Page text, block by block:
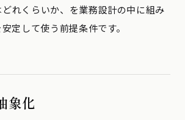
れくらいか、を業務設計の中に組み
定して使う前提条件です。
象化